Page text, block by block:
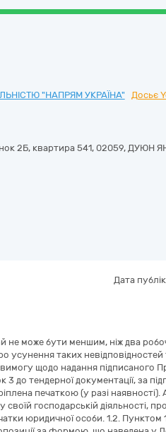
"НАПРЯМ УКРАЇНА"
Досьє
2Б, квартира 541, 02059, ДУЮН
Дата
може бути меншим, ніж два
таких невідповідностей
вимогу щодо надання підписаного
до тендерної документації, за
печаткою (у разі наявності).
господарській діяльності,
юридичної особи. 1.2. Пунктом